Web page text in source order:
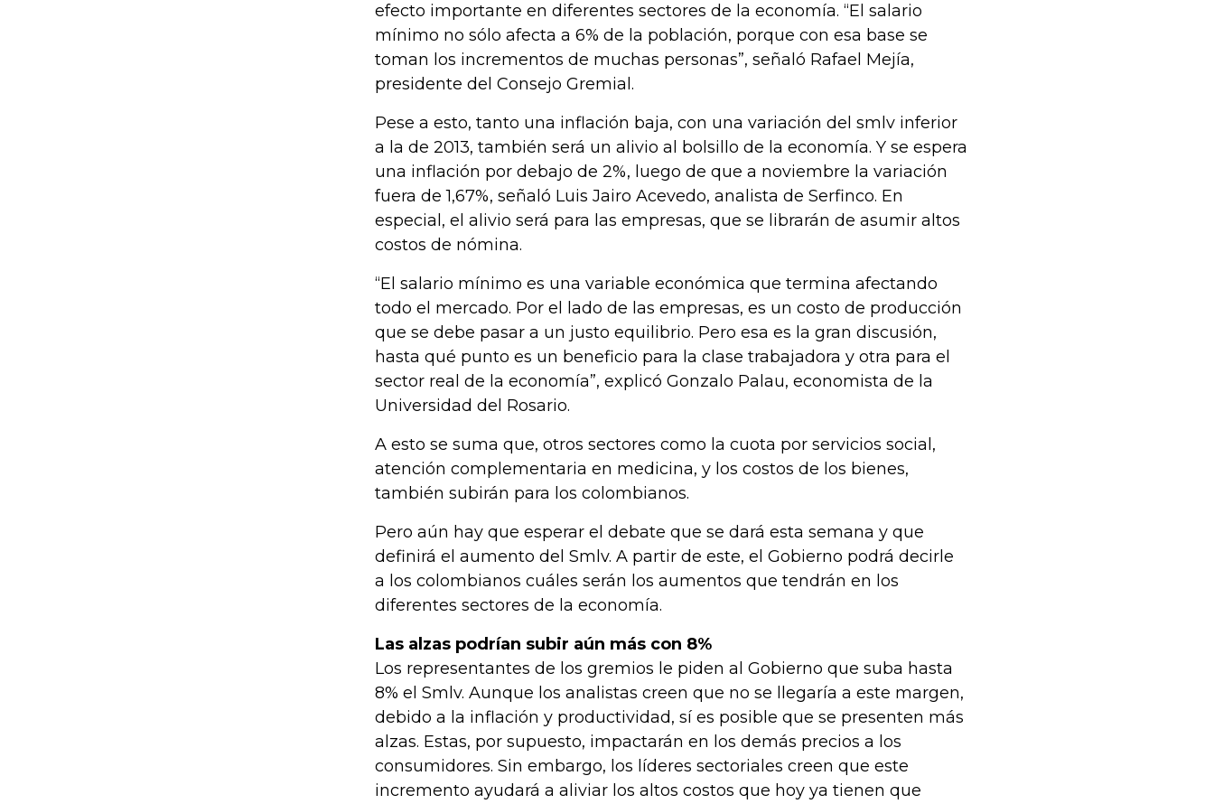
efecto importante en diferentes sectores de la economía. “El salario
mínimo no sólo afecta a 6% de la población, porque con esa base se
toman los incrementos de muchas personas”, señaló Rafael Mejía,
presidente del Consejo Gremial.
Pese a esto, tanto una inflación baja, con una variación del smlv inferior
a la de 2013, también será un alivio al bolsillo de la economía. Y se espera
una inflación por debajo de 2%, luego de que a noviembre la variación
fuera de 1,67%, señaló Luis Jairo Acevedo, analista de Serfinco. En
especial, el alivio será para las empresas, que se librarán de asumir altos
costos de nómina.
“El salario mínimo es una variable económica que termina afectando
todo el mercado. Por el lado de las empresas, es un costo de producción
que se debe pasar a un justo equilibrio. Pero esa es la gran discusión,
hasta qué punto es un beneficio para la clase trabajadora y otra para el
sector real de la economía”, explicó Gonzalo Palau, economista de la
Universidad del Rosario.
A esto se suma que, otros sectores como la cuota por servicios social,
atención complementaria en medicina, y los costos de los bienes,
también subirán para los colombianos.
Pero aún hay que esperar el debate que se dará esta semana y que
definirá el aumento del Smlv. A partir de este, el Gobierno podrá decirle
a los colombianos cuáles serán los aumentos que tendrán en los
diferentes sectores de la economía.
Las alzas podrían subir aún más con 8%
Los representantes de los gremios le piden al Gobierno que suba hasta
8% el Smlv. Aunque los analistas creen que no se llegaría a este margen,
debido a la inflación y productividad, sí es posible que se presenten más
alzas. Estas, por supuesto, impactarán en los demás precios a los
consumidores. Sin embargo, los líderes sectoriales creen que este
incremento ayudará a aliviar los altos costos que hoy ya tienen que